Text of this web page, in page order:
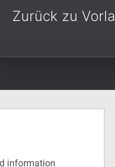
Zurück zu